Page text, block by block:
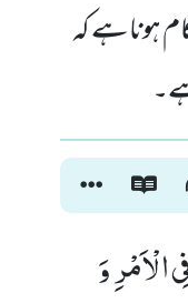
ہونا ہے کہ
الْاَمْرِ وَ